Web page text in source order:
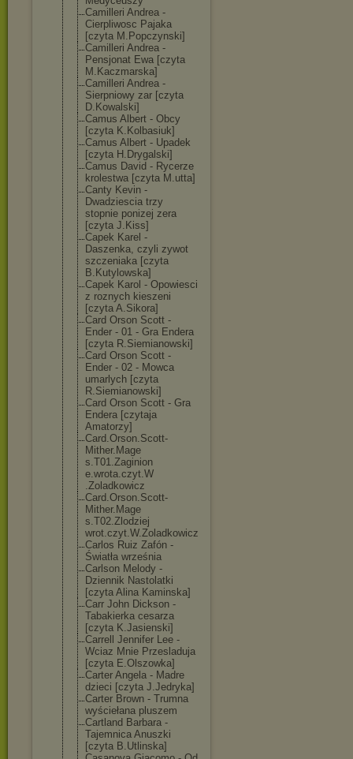
Camilleri Andrea -
Cierpliwosc Pajaka
[czyta M.Popczynski]
Camilleri Andrea -
Pensjonat Ewa [czyta
M.Kaczmarska]
Camilleri Andrea -
Sierpniowy zar [czyta
D.Kowalski]
Camus Albert - Obcy
[czyta K.Kolbasiuk]
Camus Albert - Upadek
[czyta H.Drygalski]
Camus David - Rycerze
krolestwa [czyta M.utta]
Canty Kevin -
Dwadziescia trzy
stopnie ponizej zera
[czyta J.Kiss]
Capek Karel -
Daszenka, czyli zywot
szczeniaka [czyta
B.Kutylowska]
Capek Karol - Opowiesci
z roznych kieszeni
[czyta A.Sikora]
Card Orson Scott -
Ender - 01 - Gra Endera
[czyta R.Siemianowski]
Card Orson Scott -
Ender - 02 - Mowca
umarlych [czyta
R.Siemianowski]
Card Orson Scott - Gra
Endera [czytaja
Amatorzy]
Card.Orson.Scott-
Mither.Mage
s.T01.Zaginion
e.wrota.czyt.W
.Zoladkowicz
Card.Orson.Scott-
Mither.Mage
s.T02.Zlodziej
wrot.czyt.W.Zo ladkowicz
Carlos Ruiz Zafón -
Światła września
Carlson Melody -
Dziennik Nastolatki
[czyta Alina Kaminska]
Carr John Dickson -
Tabakierka cesarza
[czyta K.Jasienski]
Carrell Jennifer Lee -
Wciaz Mnie Przesladuja
[czyta E.Olszowka]
Carter Angela - Madre
dzieci [czyta J.Jedryka]
Carter Brown - Trumna
wyściełana pluszem
Cartland Barbara -
Tajemnica Anuszki
[czyta B.Utlinska]